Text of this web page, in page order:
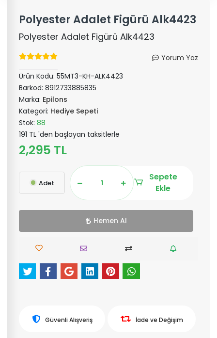
Polyester Adalet Figürü Alk4423
Polyester Adalet Figürü Alk4423
Yorum Yaz
Ürün Kodu: 55MT3-KH-ALK4423
Barkod: 8912733885835
Marka: Epilons
Kategori: Hediye Sepeti
Stok: 88
191 TL 'den başlayan taksitlerle
2,295 TL
Adet
Sepete
Ekle
Hemen Al
Güvenli Alışveriş İade ve Değişim